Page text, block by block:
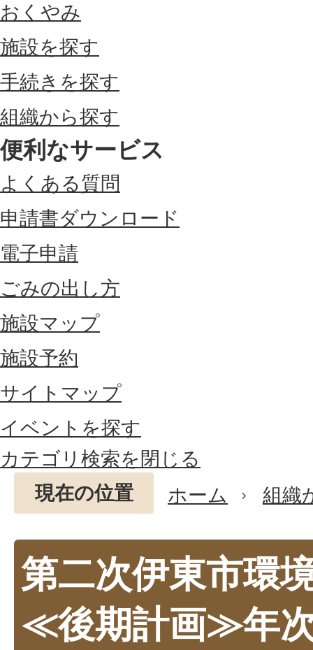
おくやみ
施設を探す
手続きを探す
組織から探す
便利なサービス
よくある質問
申請書ダウンロード
電子申請
ごみの出し方
施設マップ
施設予約
サイトマップ
イベントを探す
カテゴリ検索を閉じる
現在の位置
ホーム 組織
第二次伊東市環
≪後期計画≫年